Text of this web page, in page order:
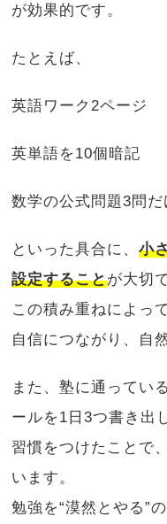
が効果的です。
たとえば、
英語ワーク2ページ
英単語を10個暗記
数学の公式問題3問だ
といった具合に、小
設定することが大切
この積み重ねによっ
自信につながり、自
また、塾に通ってい
ールを1日3つ書き出
習慣をつけたことで
います。
勉強を“漠然とやる”